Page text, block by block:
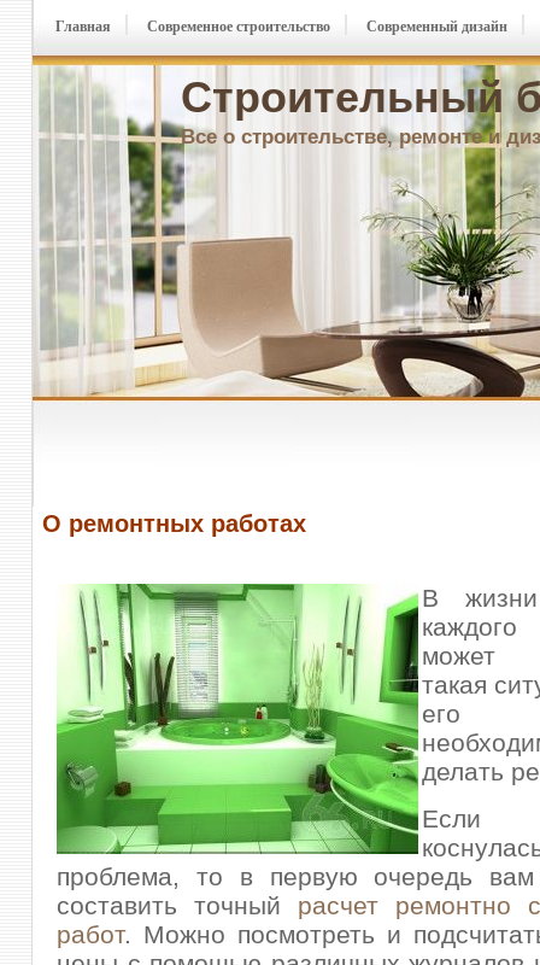
Строительный
Все о строительстве, ремонте и
Главная Современное строительство Современный дизайн
О ремонтных работах
В
может
такая
его
делать
Если
проблема, то в первую очередь вам
составить точный расчет ремонтно
работ. Можно посмотреть и